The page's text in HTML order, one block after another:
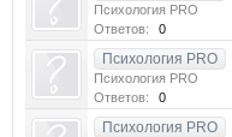
Психология PRO
Ответов:
0
Психология PRO
Психология PRO
Ответов:
0
Психология PRO